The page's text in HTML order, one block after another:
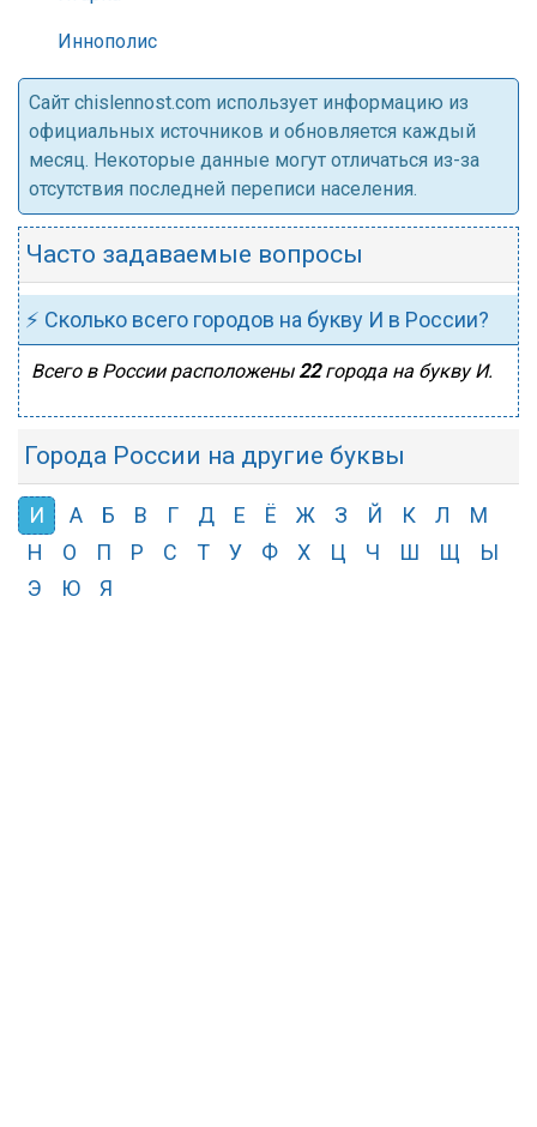
Иннополис
Cайт chislennost.com использует информацию из
официальных источников и обновляется каждый
месяц. Некоторые данные могут отличаться из-за
отсутствия последней переписи населения.
Часто задаваемые вопросы
⚡ Сколько всего городов на букву И в России?
Всего в России расположены 22города на букву И.
Города России на другие буквы
И А Б В Г Д Е Ё Ж З Й К Л
М
Н
О П Р С Т У Ф Х Ц Ч Ш Щ
Ы
Э
Ю Я